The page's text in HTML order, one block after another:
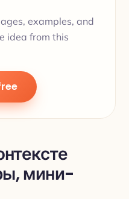
examples, and
idea from this
мини-